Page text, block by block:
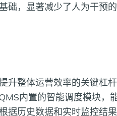
，显著减少了人为干预的
升整体运营效率的关键杠
内置的智能调度模块，
历史数据和实时监控结